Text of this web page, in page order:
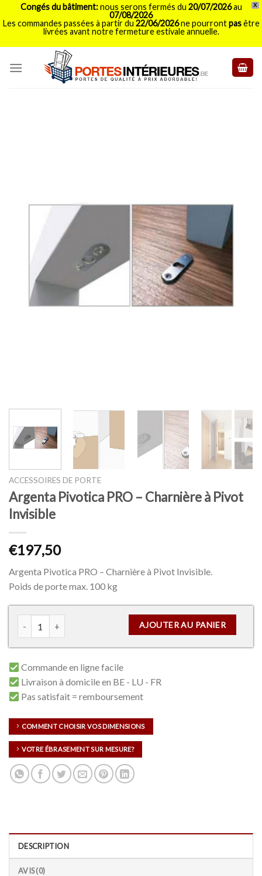
X
Congés du bâtiment:nous serons fermés du 20/07/2026au
07/08/2026
Les commandes passées à partir du 22/06/2026ne pourrontpasêtre
livrées avant notre fermeture estivale annuelle.
ACCESSOIRES DE PORTE
Argenta Pivotica PRO – Charnière à Pivot
Invisible
€197,50
Argenta Pivotica PRO – Charnière à Pivot Invisible.
Poids de porte max. 100 kg
AJOUTER AU PANIER
quantité de Argenta Pivotica PRO – Charnière à Pivot Invisible
Commande en ligne facile
Livraison à domicile en BE - LU - FR
Pas satisfait = remboursement
COMMENT CHOISIR VOS DIMENSIONS
VOTRE ÉBRASEMENT SUR MESURE?
DESCRIPTION
AVIS (0)